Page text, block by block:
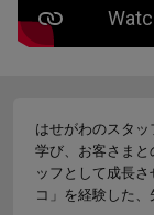
はせがわのスタ
学び、お客さま
ッフとして成長
コ」を経験した、